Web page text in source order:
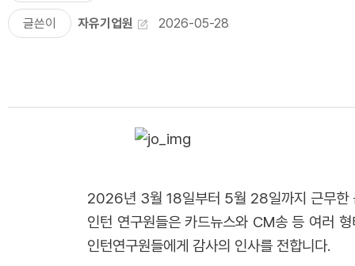
글쓴이 자유기업원 2026-05-28
2026년 3월 18일부터 5월 28일까지 근무한
인턴 연구원들은 카드뉴스와 CM송 등 여러
인턴연구원들에게 감사의 인사를 전합니다.